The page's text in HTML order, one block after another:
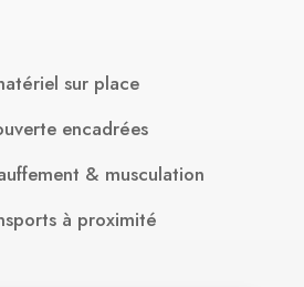
sur place
encadrées
& musculation
à proximité